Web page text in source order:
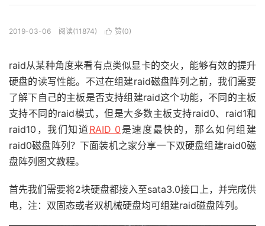
2019-03-06 阅读(11874)  赞(0)
raid从某种角度来看有点类似显卡的交火，能够有效的提升
硬盘的读写性能。不过在组建raid磁盘阵列之前，我们需要
了解下自己的主板是否支持组建raid这个功能，不同的主板
支持不同的raid模式，但是大多数主板支持raid0、raid1和
raid10，我们知道RAID 0 是速度最快的，那么如何组建
raid0磁盘阵列？下面装机之家分享一下双硬盘组建raid0磁
盘阵列图文教程。
首先我们需要将2块硬盘都接入至sata3.0接口上，并完成供
电，注：双固态或者双机械硬盘均可组建raid磁盘阵列。